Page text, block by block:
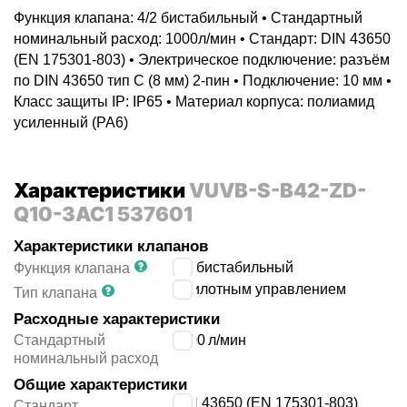
Функция клапана: 4/2 бистабильный • Стандартный
номинальный расход: 1000л/мин • Стандарт: DIN 43650
(EN 175301-803) • Электрическое подключение: разъём
по DIN 43650 тип C (8 мм) 2-пин • Подключение: 10 мм •
Класс защиты IP: IP65 • Материал корпуса: полиамид
усиленный (PA6)
ХарактеристикиVUVB-S-B42-ZD-
Q10-3AC1 537601
Характеристики клапанов
Функция клапана
4/2 бистабильный
Тип клапана
с пилотным управлением
Расходные характеристики
Стандартный
номинальный расход
1000 л/мин
Общие характеристики
DIN 43650 (EN 175301-803)